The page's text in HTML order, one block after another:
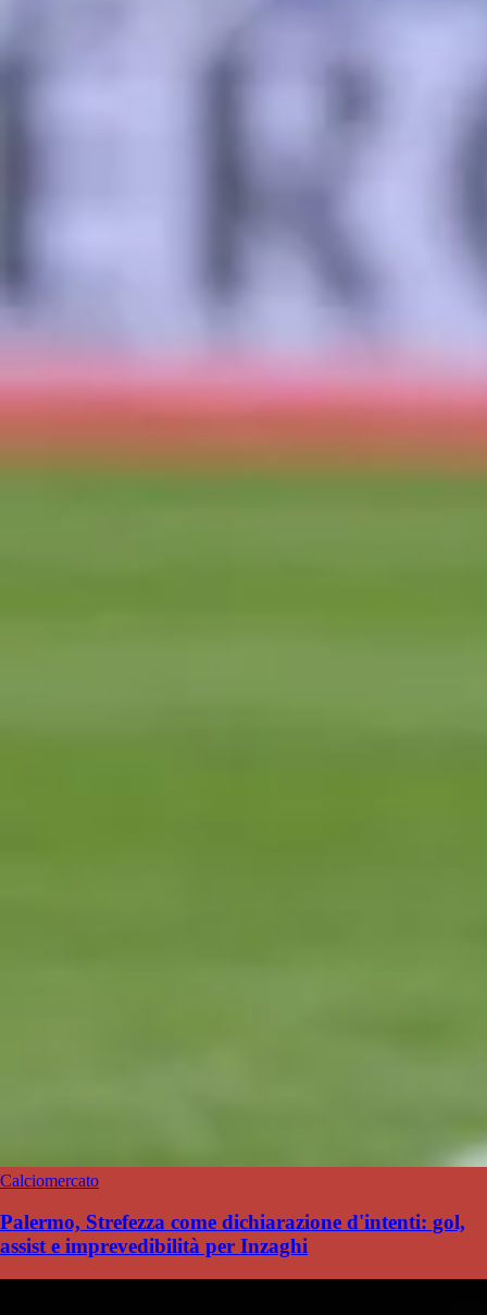
Calciomercato
Palermo, Strefezza come dichiarazione d'intenti: gol,
assist e imprevedibilità per Inzaghi